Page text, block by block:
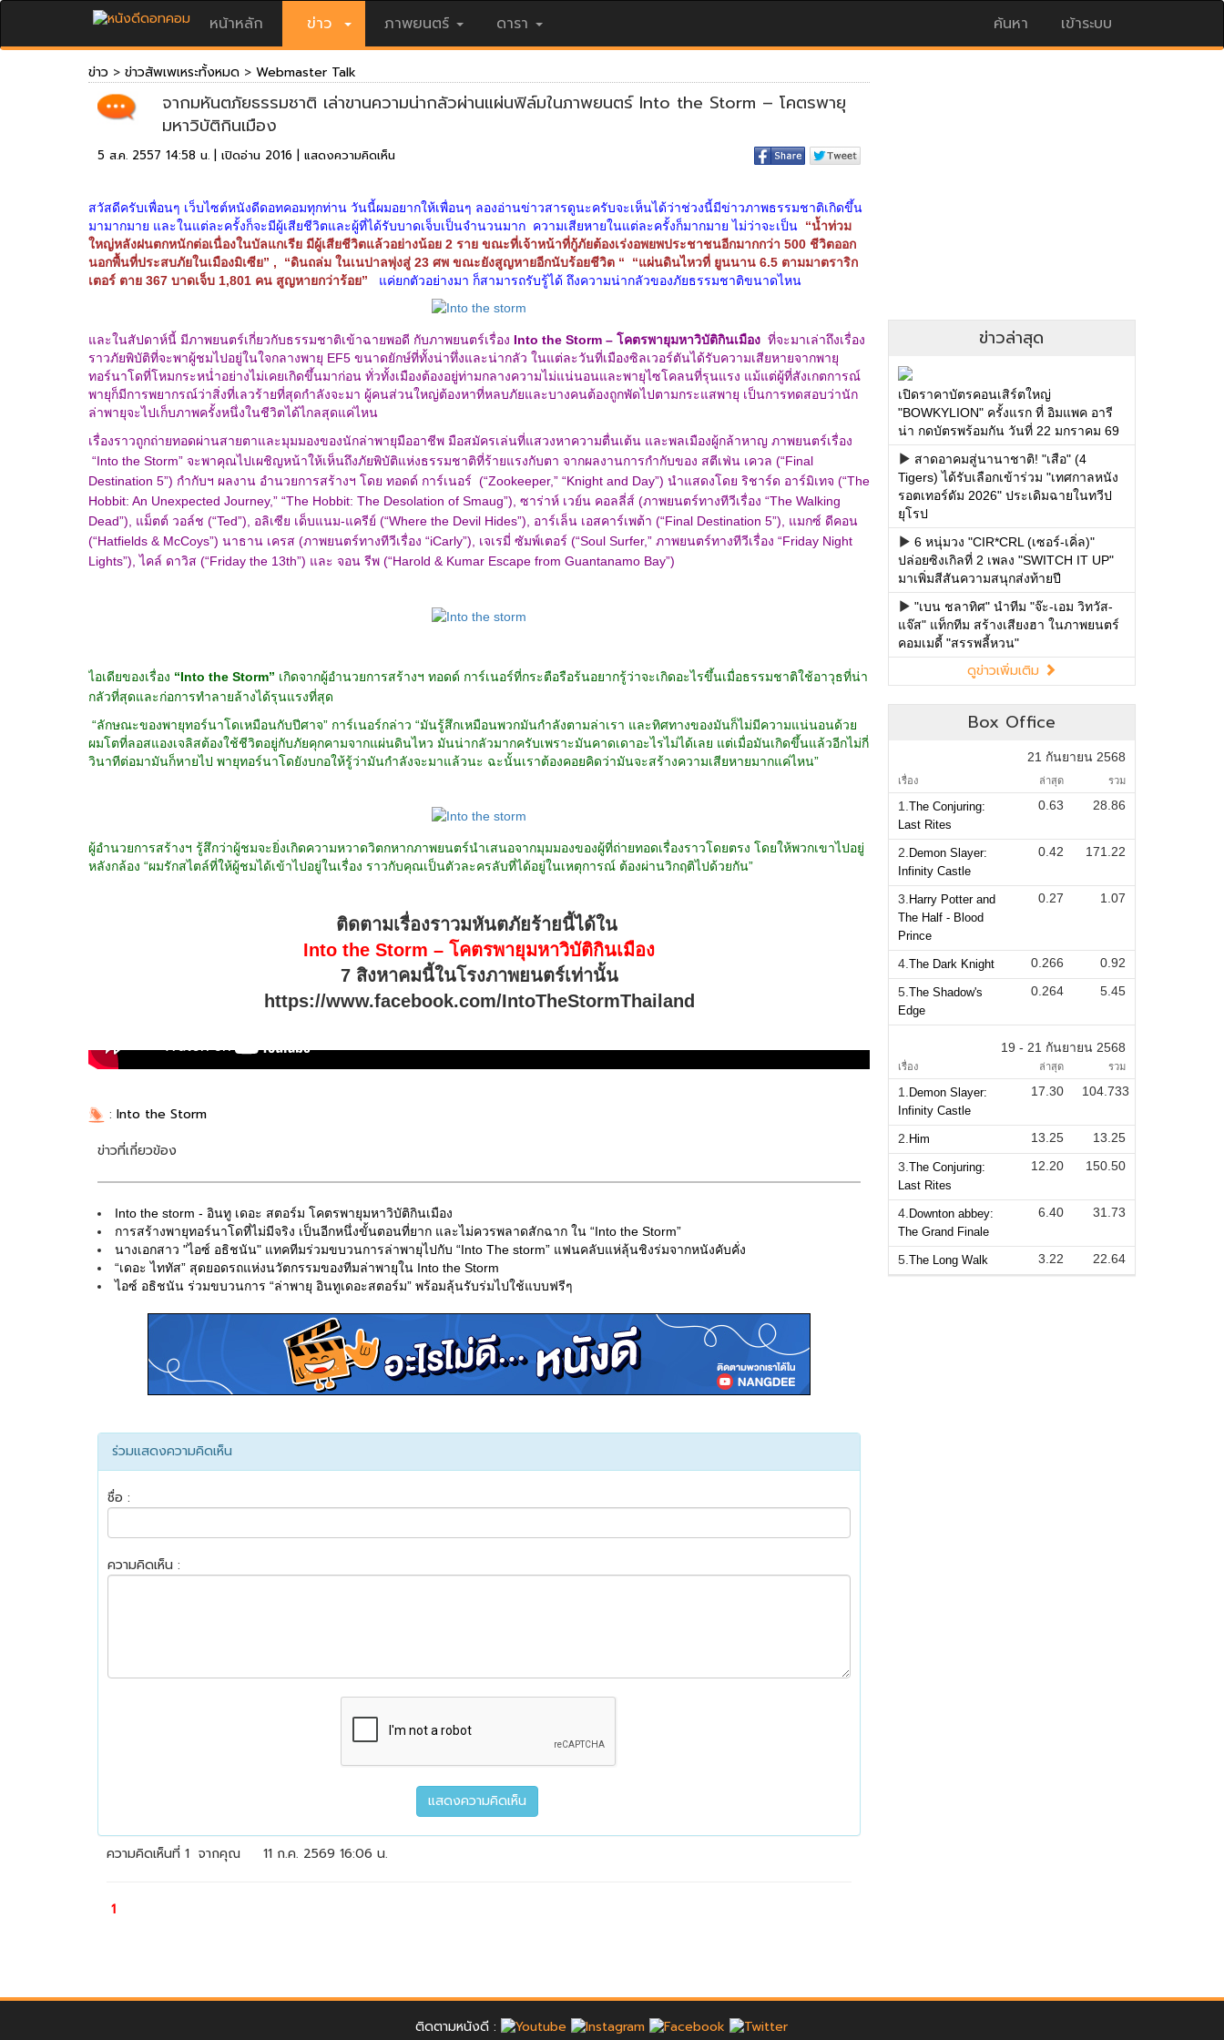
หน้าหลัก ข่าว ภาพยนตร์ ดารา ค้นหา เข้าระบบ
ข่าวล่าสุด
เปิดราคาบัตรคอนเสิร์ตใหญ่
"BOWKYLION" ครั้งแรก ที่ อิมแพค อารี
น่า กดบัตรพร้อมกัน วันที่ 22 มกราคม 69
สาดอาคมสู่นานาชาติ! "เสือ" (4
Tigers) ได้รับเลือกเข้าร่วม "เทศกาลหนัง
รอตเทอร์ดัม 2026" ประเดิมฉายในทวีป
ยุโรป
6 หนุ่มวง "CIR*CRL (เซอร์-เคิ่ล)"
ปล่อยซิงเกิลที่ 2 เพลง "SWITCH IT UP"
มาเพิ่มสีสันความสนุกส่งท้ายปี
"เบน ชลาทิศ" นำทีม "จ๊ะ-เอม วิทวัส-
แจ๊ส" แท็กทีม สร้างเสียงฮา ในภาพยนตร์
คอมเมดี้ "สรรพลี้หวน"
ดูข่าวเพิ่มเติม
Box Office
21 กันยายน 2568
เรื่อง ล่าสุด รวม
1. The Conjuring:
Last Rites
0.63 28.86
2. Demon Slayer:
Infinity Castle
0.42 171.22
3. Harry Potter and
The Half - Blood
Prince
0.27 1.07
4. The Dark Knight 0.266
0.92
5. The Shadow's
Edge
0.264 5.45
19 - 21 กันยายน 2568
เรื่อง ล่าสุด รวม
1. Demon Slayer:
Infinity Castle
17.30 104.733
2. Him 13.25
13.25
3. The Conjuring:
Last Rites
12.20 150.50
4. Downton abbey:
The Grand Finale
6.40 31.73
5. The Long Walk 3.22 22.64
ติดตามหนังดี :